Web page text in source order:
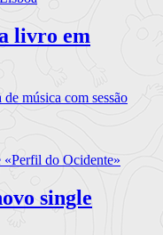
livro em
música com sessão
single